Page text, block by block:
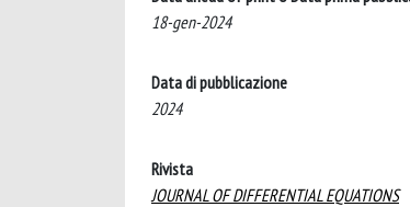
18-gen-2024
Data di pubblicazione
2024
Rivista
JOURNAL OF DIFFERENTIAL EQUATIONS